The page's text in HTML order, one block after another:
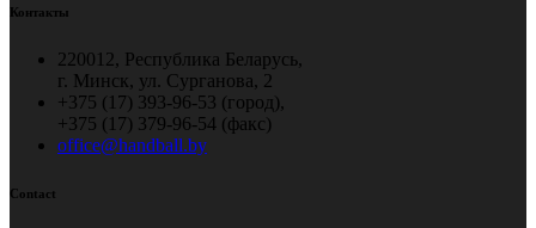
Контакты
220012, Республика Беларусь,
г. Минск, ул. Сурганова, 2
+375 (17) 393-96-53 (город),
+375 (17) 379-96-54 (факс)
office@handball.by
Contact